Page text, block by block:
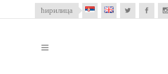
ћирилица